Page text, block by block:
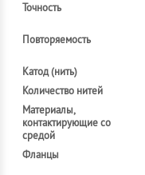
Точность
Повторяемость
Катод (нить)
Количество нитей
Материалы,
контактирующие со
средой
Фланцы